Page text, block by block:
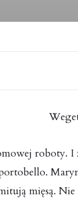
roboty.
mięsą.